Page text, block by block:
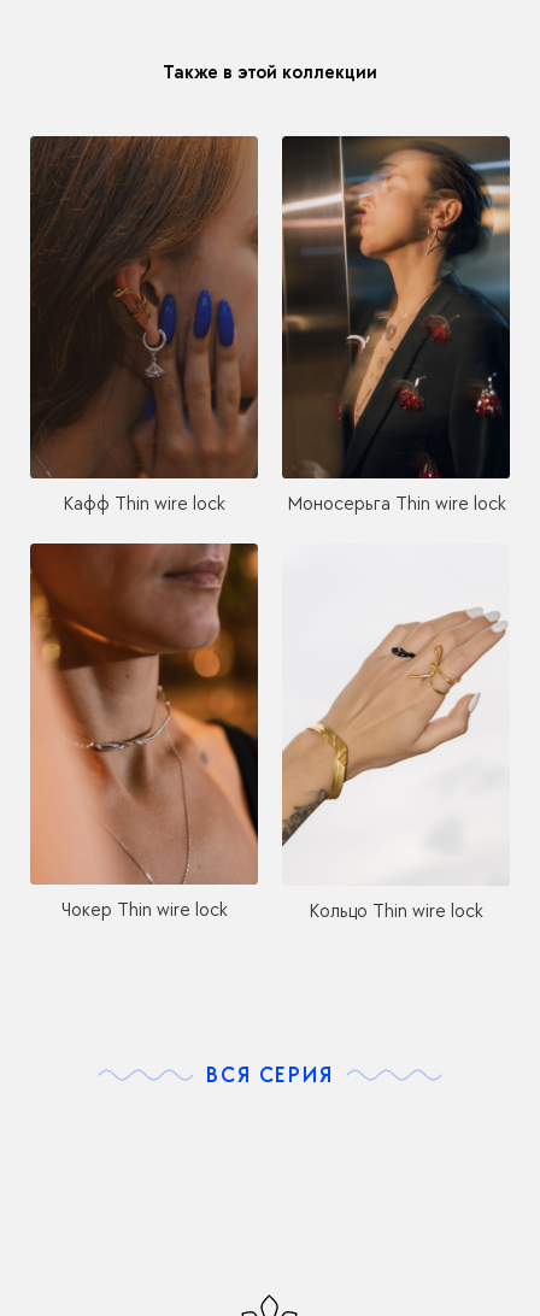
Также в этой коллекции
Кафф Thin wire lock Моносерьга Thin wire lock
Чокер Thin wire lock Кольцо Thin wire lock
ВСЯ СЕРИЯ